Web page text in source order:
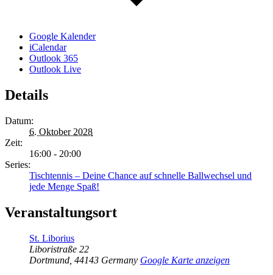
Google Kalender
iCalendar
Outlook 365
Outlook Live
Details
Datum:
6. Oktober 2028
Zeit:
16:00 - 20:00
Series:
Tischtennis – Deine Chance auf schnelle Ballwechsel und
jede Menge Spaß!
Veranstaltungsort
St. Liborius
Liboristraße 22
Dortmund 44143 Germany Google Karte anzeigen